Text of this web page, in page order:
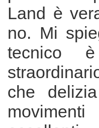
Land è
no. Mi
tecnico
che